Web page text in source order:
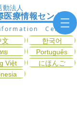
療情報センター
法人
Center
文
ย
Việt
한국어
Português
にほんご